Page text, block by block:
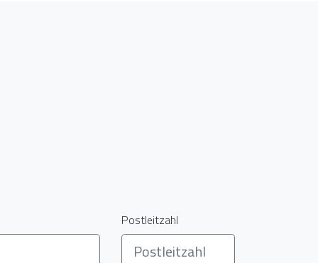
Postleitzahl